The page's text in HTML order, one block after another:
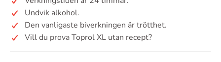
Undvik alkohol.
Den vanligaste biverkningen är trötthet.
Vill du prova Toprol XL utan recept?